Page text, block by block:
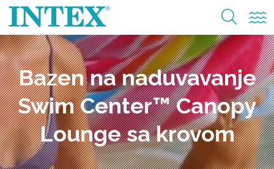
Bazen na naduvavanje
Swim Center™ Canopy
Lounge sa krovom